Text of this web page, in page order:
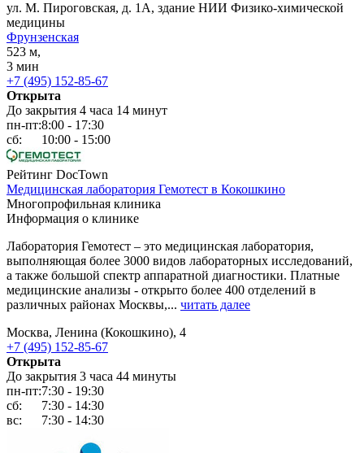
ул. М. Пироговская, д. 1А, здание НИИ Физико-химической
медицины
Фрунзенская
523 м,
3 мин
+7 (495) 152-85-67
Открыта
До закрытия 4 часа 14 минут
пн-пт:8:00 - 17:30
сб:
10:00 - 15:00
Рейтинг DocTown
Медицинская лаборатория Гемотест в Кокошкино
Многопрофильная клиника
Информация о клинике
Лаборатория Гемотест – это медицинская лаборатория,
выполняющая более 3000 видов лабораторных исследований,
а также большой спектр аппаратной диагностики. Платные
медицинские анализы - открыто более 400 отделений в
различных районах Москвы,... читать далее
Москва, Ленина (Кокошкино), 4
+7 (495) 152-85-67
Открыта
До закрытия 3 часа 44 минуты
пн-пт:7:30 - 19:30
сб:
7:30 - 14:30
вс:
7:30 - 14:30